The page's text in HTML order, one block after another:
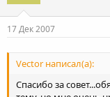
17 Дек 2007
Vector написал(а):
Спасибо за